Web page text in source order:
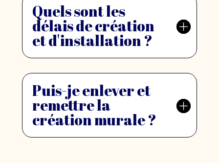
Quels sont les
délais de création
et d'installation ?
Puis-je enlever et
remettre la
création murale ?